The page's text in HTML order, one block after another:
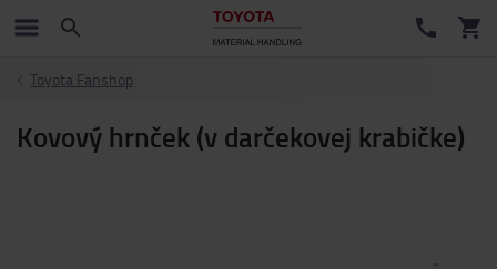
Toyota Fanshop
Kovový hrnček (v darčekovej krabičke)